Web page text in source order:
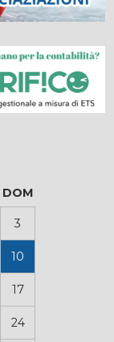
DOM
3
10
17
24